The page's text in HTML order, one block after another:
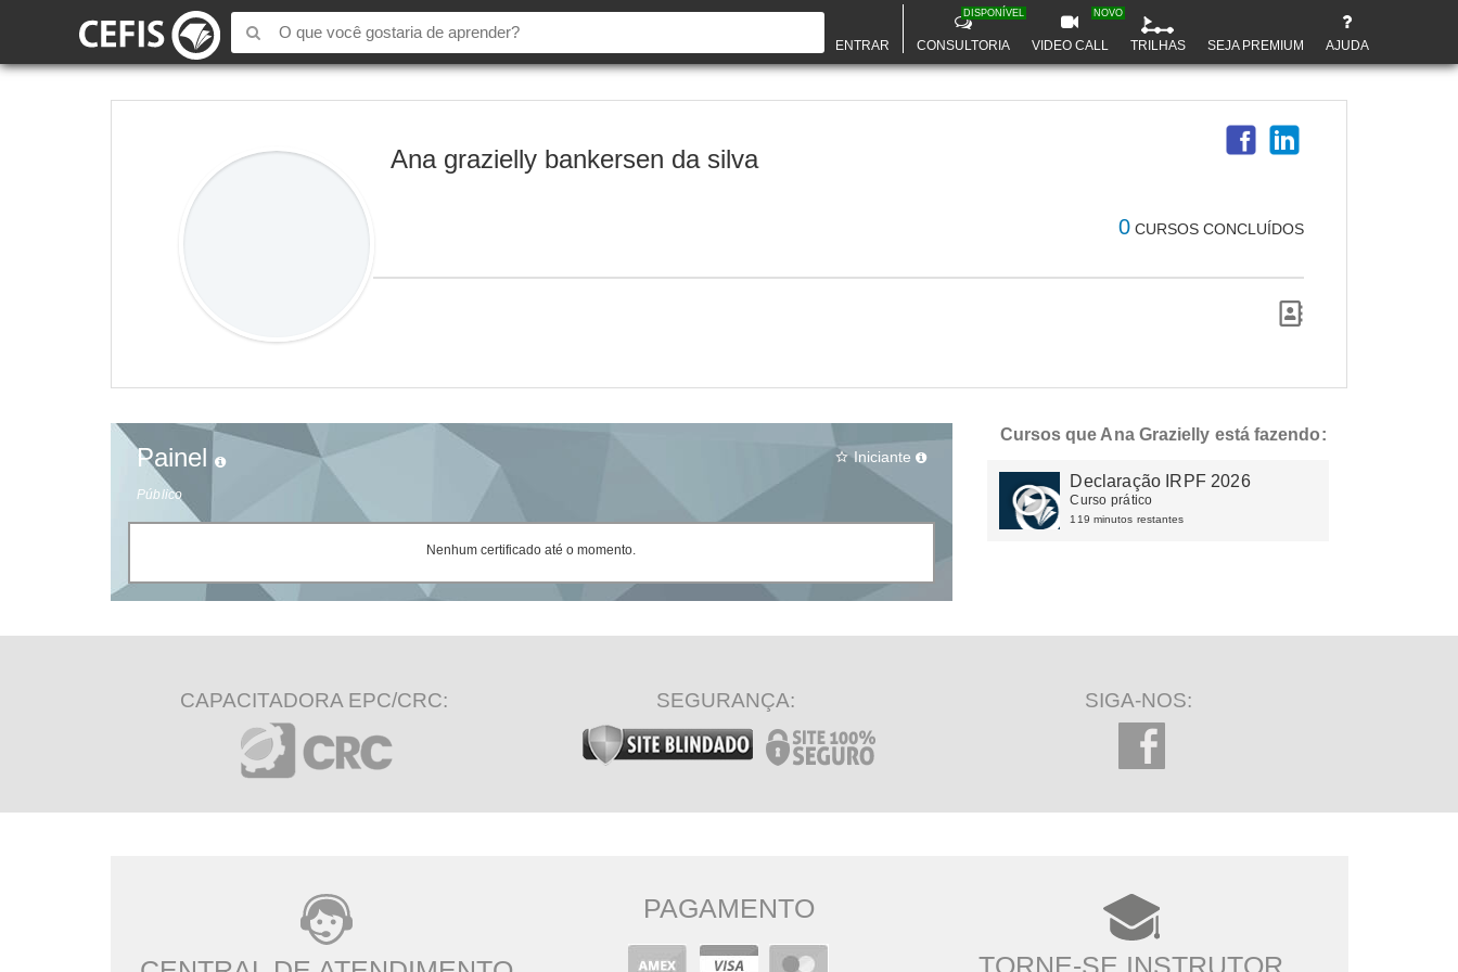
ENTRAR CONSULTORIA
DISPONÍVEL
VIDEO CALL
NOVO
TRILHAS SEJA PREMIUM AJUDA
Ana grazielly bankersen da silva
0 CURSOS CONCLUÍDOS
Painel
Público
star_border Iniciante
Nenhum certificado até o momento.
Cursos que Ana Grazielly está fazendo:
Declaração IRPF 2026
Curso prático
119 minutos restantes
CAPACITADORA EPC/CRC: SEGURANÇA: SIGA-NOS:
PAGAMENTO
TORNE-SE INSTRUTOR